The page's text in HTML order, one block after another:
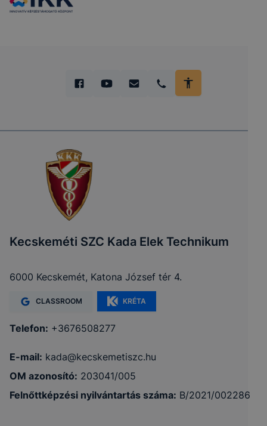
Kecskeméti SZC Kada Elek Technikum
6000 Kecskemét, Katona József tér 4.
CLASSROOM KRÉTA
Telefon: +3676508277
E-mail: kada@kecskemetiszc.hu
OM azonosító: 203041/005
Felnőttképzési nyilvántartás száma: B/2021/002286